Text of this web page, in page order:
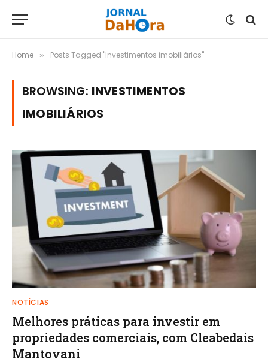
Home » Posts Tagged "Investimentos imobiliários"
BROWSING: INVESTIMENTOS
IMOBILIÁRIOS
NOTÍCIAS
Melhores práticas para investir em
propriedades comerciais, com Cleabedais
Mantovani